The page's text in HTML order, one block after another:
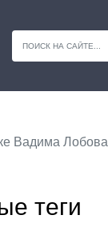
Вадима Лобова
теги